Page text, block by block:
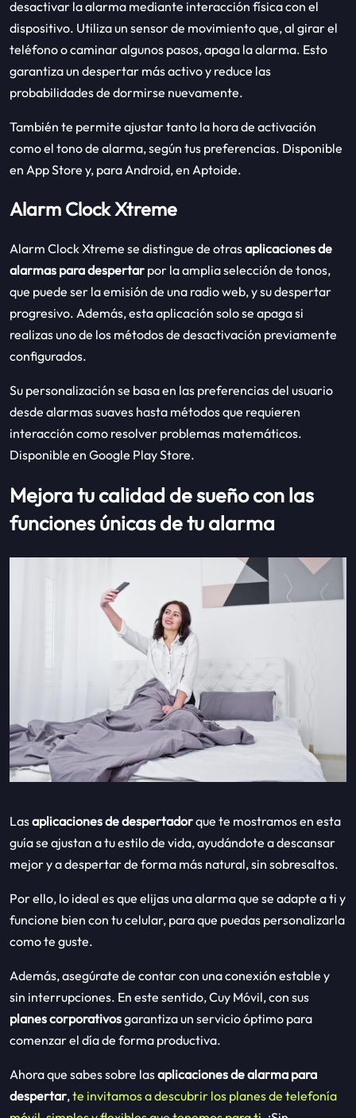
desactivar la alarma mediante interacción física con el
dispositivo. Utiliza un sensor de movimiento que, al girar el
teléfono o caminar algunos pasos, apaga la alarma. Esto
garantiza un despertar más activo y reduce las
probabilidades de dormirse nuevamente.
También te permite ajustar tanto la hora de activación
como el tono de alarma, según tus preferencias. Disponible
en App Store y, para Android, en Aptoide.
Alarm Clock Xtreme
Alarm Clock Xtreme se distingue de otrasaplicaciones de
alarmas para despertar por la amplia selección de tonos,
que puede ser la emisión de una radio web, y su despertar
progresivo. Además, esta aplicación solo se apaga si
realizas uno de los métodos de desactivación previamente
configurados.
Su personalización se basa en las preferencias del usuario
desde alarmas suaves hasta métodos que requieren
interacción como resolver problemas matemáticos.
Disponible en Google Play Store.
Mejora tu calidad de sueño con las
funciones únicas de tu alarma
Lasaplicaciones de despertadorque te mostramos en esta
guía se ajustan a tu estilo de vida, ayudándote a descansar
mejor y a despertar de forma más natural, sin sobresaltos.
Por ello, lo ideal es que elijas una alarma que se adapte a ti y
funcione bien con tu celular, para que puedas personalizarla
como te guste.
Además, asegúrate de contar con una conexión estable y
sin interrupciones. En este sentido, Cuy Móvil, con sus
planes corporativosgarantiza un servicio óptimo para
comenzar el día de forma productiva.
Ahora que sabes sobre lasaplicaciones de alarma para
despertar,te invitamos a descubrir los planes de telefonía